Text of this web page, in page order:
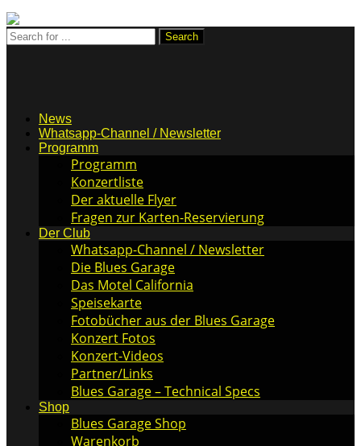
News
Whatsapp-Channel / Newsletter
Programm
Programm
Konzertliste
Der aktuelle Flyer
Fragen zur Karten-Reservierung
Der Club
Whatsapp-Channel / Newsletter
Die Blues Garage
Das Motel California
Speisekarte
Fotobücher aus der Blues Garage
Konzert Fotos
Konzert-Videos
Partner/Links
Blues Garage – Technical Specs
Shop
Blues Garage Shop
Warenkorb